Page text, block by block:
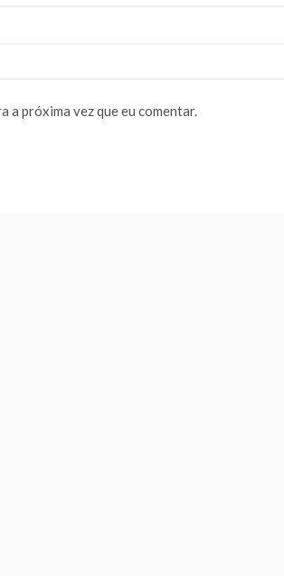
a próxima vez que eu comentar.